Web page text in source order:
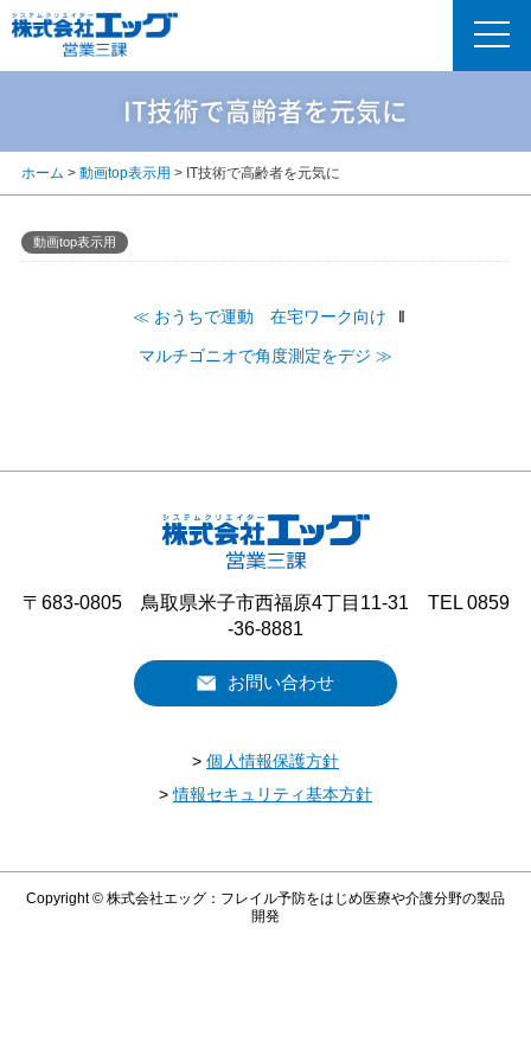
IT技術で高齢者を元気に
ホーム > 動画top表示用 > IT技術で高齢者を元気に
動画top表示用
≪ おうちで運動 在宅ワーク向け ‖
マルチゴニオで角度測定をデジ ≫
〒683-0805 鳥取県米子市西福原4丁目11-31 TEL 0859
-36-8881
お問い合わせ
> 個人情報保護方針
>情報セキュリティ基本方針
Copyright © 株式会社エッグ：フレイル予防をはじめ医療や介護分野の製品
開発